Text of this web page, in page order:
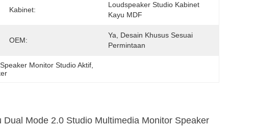
Kabinet:
Loudspeaker Studio Kabinet
Kayu MDF
OEM:
Ya, Desain Khusus Sesuai
Permintaan
, Speaker Monitor Studio Aktif
Mode 2.0 Studio Multimedia Monitor Speaker